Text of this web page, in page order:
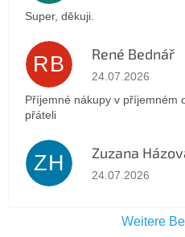
Super, děkuji.
RB René Bednář
Die Shop-
24.07.2026
Příjemné nákupy v příjemném
přáteli
ZH Zuzana
Die Shop-
24.07.2026
Weitere